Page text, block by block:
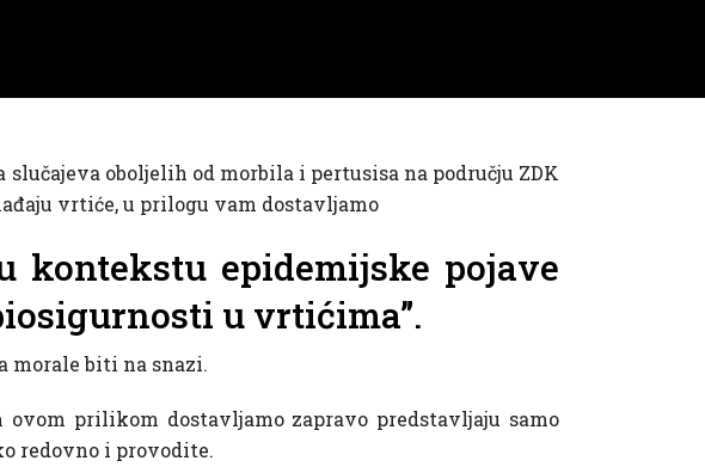
oboljelih od morbila i pertusisa na području ZDK
vrtiće, u prilogu vam dostavljamo
kontekstu epidemijske pojave
u vrtićima”.
morale biti na snazi.
prilikom dostavljamo zapravo predstavljaju samo
redovno i provodite.